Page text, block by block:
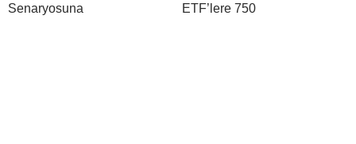
Senaryosuna
ETF’lere 750